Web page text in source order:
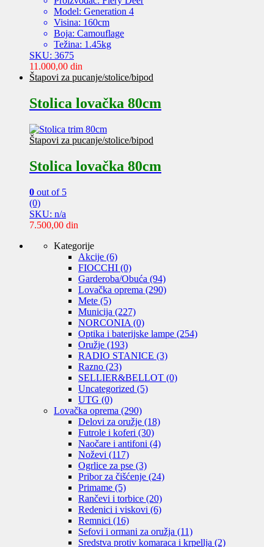
Model: Generation 4
Visina: 160cm
Boja: Camouflage
Težina: 1.45kg
SKU: 3675
11.000,00 din
Štapovi za pucanje/stolice/bipod
Stolica lovačka 80cm
Štapovi za pucanje/stolice/bipod
Stolica lovačka 80cm
0 out of 5
(0)
SKU: n/a
7.500,00 din
Kategorije
Akcije (6)
FIOCCHI (0)
Garderoba/Obuća (94)
Lovačka oprema (290)
Mete (5)
Municija (227)
NORCONIA (0)
Optika i baterijske lampe (254)
Oružje (193)
RADIO STANICE (3)
Razno (23)
SELLIER&BELLOT (0)
Uncategorized (5)
UTG (0)
Lovačka oprema (290)
Delovi za oružje (18)
Futrole i koferi (30)
Naočare i antifoni (4)
Noževi (117)
Ogrlice za pse (3)
Pribor za čišćenje (24)
Primame (5)
Rančevi i torbice (20)
Redenici i viskovi (6)
Remnici (16)
Sefovi i ormani za oružja (11)
Sredstva protiv komaraca i krpellja (2)